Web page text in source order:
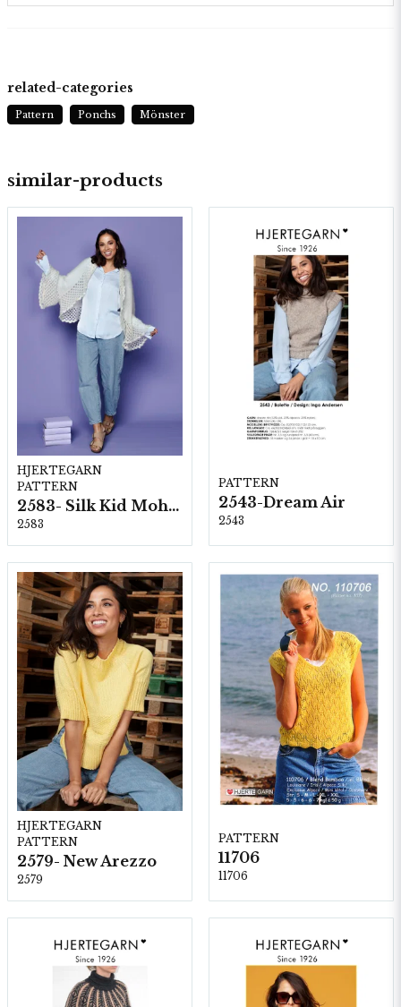
similar-products
HJERTEGARN
PATTERN
2583- Silk Kid Mohair
2583
PATTERN
2543-Dream Air
2543
HJERTEGARN
PATTERN
2579- New Arezzo
2579
PATTERN
11706
11706
related-categories
Pattern Ponchs Mönster